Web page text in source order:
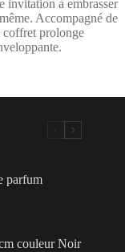
invitation à embrasser
Accompagné de
coffret prolonge
parfum
couleur Noir